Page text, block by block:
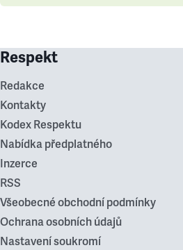
Respekt
Redakce
Kontakty
Kodex Respektu
Nabídka předplatného
Inzerce
RSS
Všeobecné obchodní podmínky
Ochrana osobních údajů
Nastavení soukromí